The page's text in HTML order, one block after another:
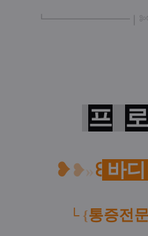
┗━━━━━━━━
프 로
❥❥»꒰ 바
└{통증전